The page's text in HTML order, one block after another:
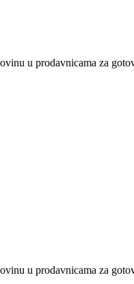
u prodavnicama za
u prodavnicama za